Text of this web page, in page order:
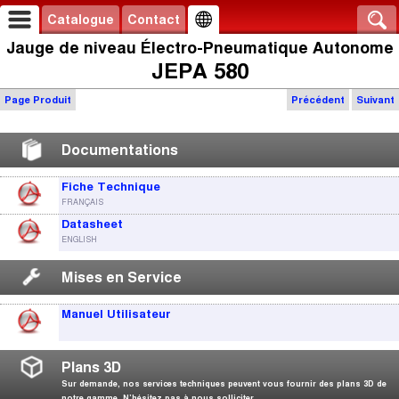
Catalogue Contact
Jauge de niveau Électro-Pneumatique Autonome
JEPA 580
Précédent Suivant
Page Produit
Documentations
Fiche Technique
FRANÇAIS
Datasheet
ENGLISH
Mises en Service
Manuel Utilisateur
Plans 3D
Sur demande, nos services techniques peuvent vous fournir des plans 3D de